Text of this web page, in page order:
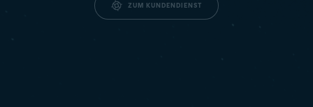
ZUM KUNDENDIENST